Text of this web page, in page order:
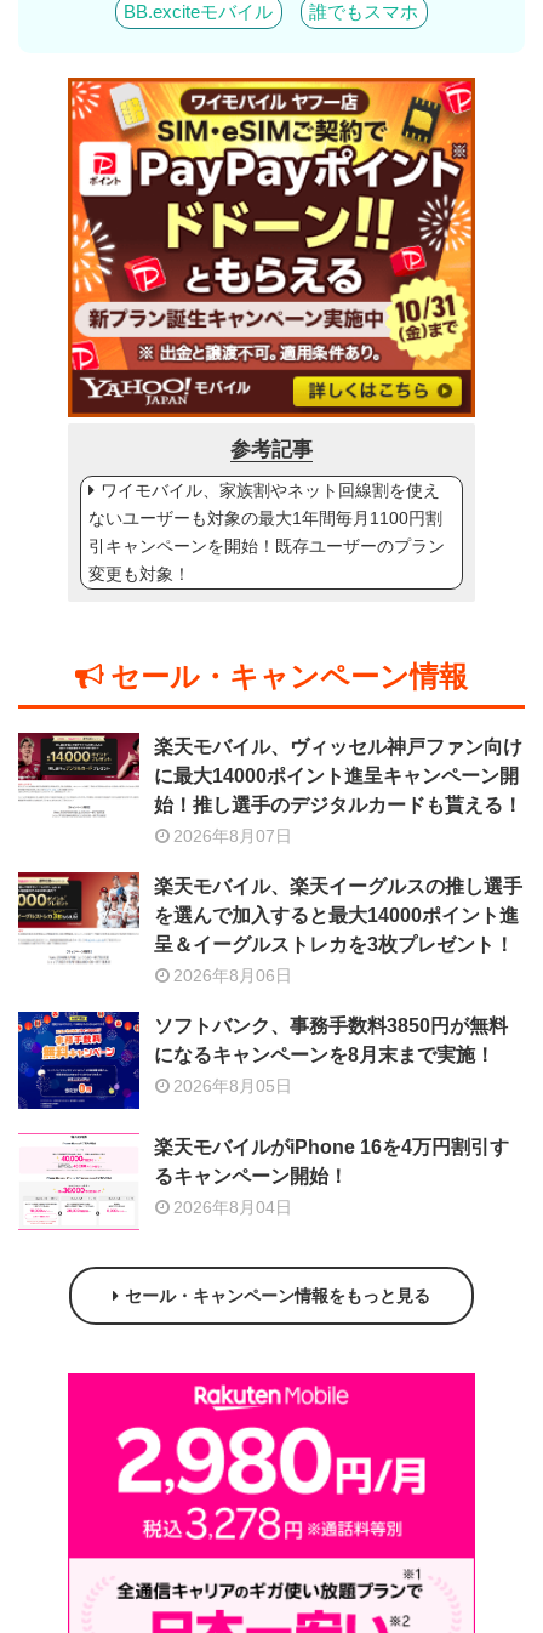
BB.exciteモバイル 誰でもスマホ
参考記事
ワイモバイル、家族割やネット回線割を使え
ないユーザーも対象の最大1年間毎月1100円割
引キャンペーンを開始！既存ユーザーのプラン
変更も対象！
セール・キャンペーン情報
楽天モバイル、ヴィッセル神戸ファン向け
に最大14000ポイント進呈キャンペーン開
始！推し選手のデジタルカードも貰える！
2026年8月07日
楽天モバイル、楽天イーグルスの推し選手
を選んで加入すると最大14000ポイント進
呈＆イーグルストレカを3枚プレゼント！
2026年8月06日
ソフトバンク、事務手数料3850円が無料
になるキャンペーンを8月末まで実施！
2026年8月05日
楽天モバイルがiPhone 16を4万円割引す
るキャンペーン開始！
2026年8月04日
セール・キャンペーン情報をもっと見る